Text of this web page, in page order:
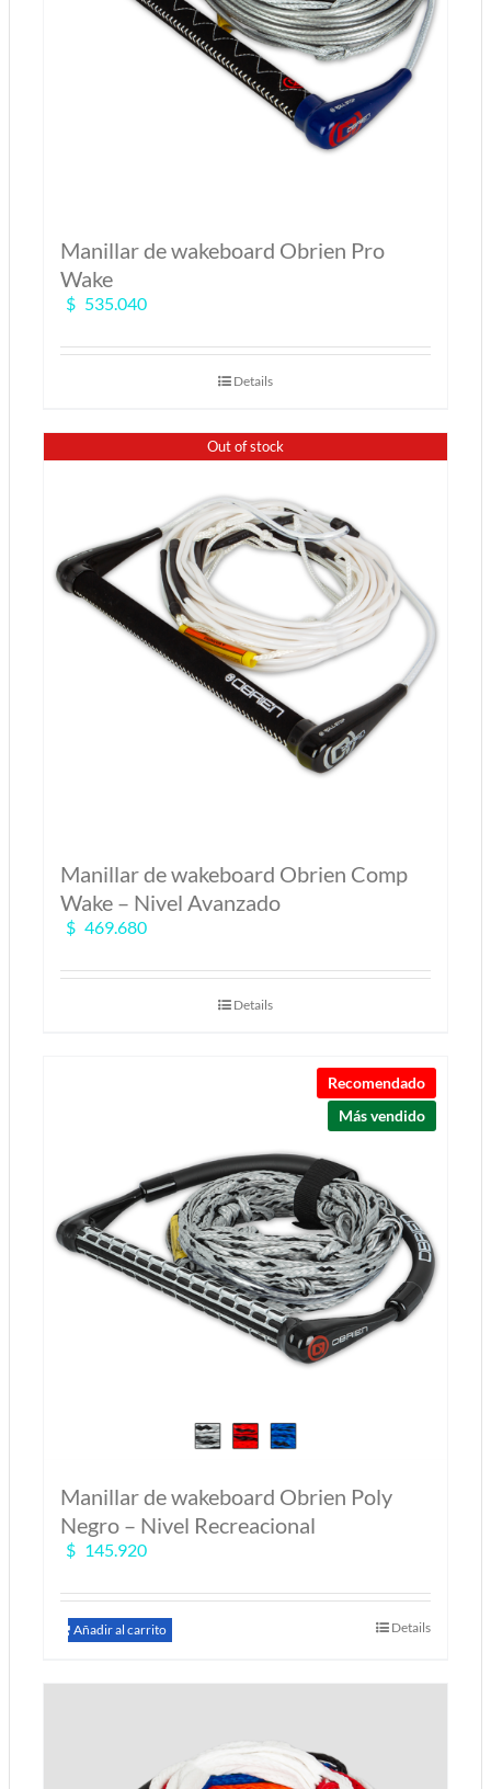
Manillar de wakeboard Obrien Pro
Wake
$ 535.040
Details
Out of stock
Manillar de wakeboard Obrien Comp
Wake – Nivel Avanzado
$ 469.680
Details
Recomendado
Más vendido
Manillar de wakeboard Obrien Poly
Negro – Nivel Recreacional
$ 145.920
Añadir al carrito Details